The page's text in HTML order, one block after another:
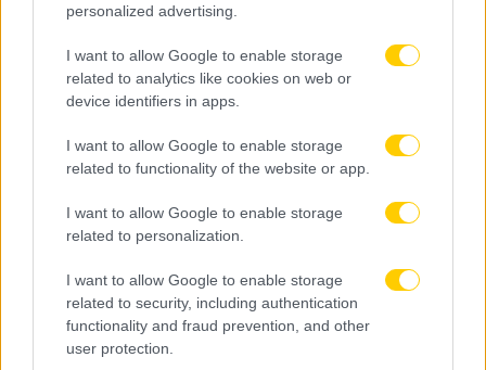
personalized advertising.
I want to allow Google to enable storage
related to analytics like cookies on web or
device identifiers in apps.
I want to allow Google to enable storage
related to functionality of the website or app.
I want to allow Google to enable storage
related to personalization.
I want to allow Google to enable storage
related to security, including authentication
functionality and fraud prevention, and other
user protection.